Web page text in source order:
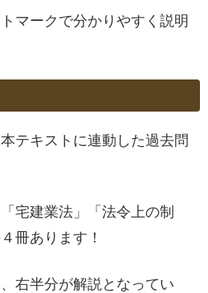
マークで分かりやすく説明
テキストに連動した過去問
宅建業法」「法令上の制
冊あります！
右半分が解説となってい